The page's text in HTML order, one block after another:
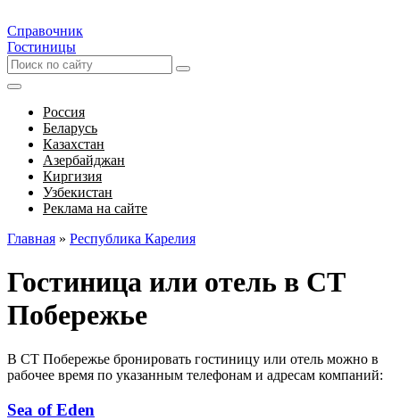
Справочник
Гостиницы
Россия
Беларусь
Казахстан
Азербайджан
Киргизия
Узбекистан
Реклама на сайте
Главная » Республика Карелия
Гостиница или отель в СТ
Побережье
В СТ Побережье бронировать гостиницу или отель можно в
рабочее время по указанным телефонам и адресам компаний:
Sea of Eden